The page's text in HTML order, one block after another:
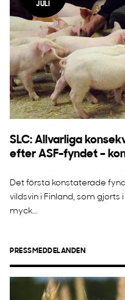
JULI
SLC: Allvarliga
efter ASF-fyndet –
Det första konstaterade
vildsvin i Finland, som
myck...
PRESSMEDDELANDEN